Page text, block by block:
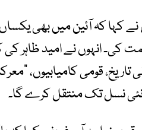
نے کہا کہ آئین میں بھی
کی۔ انہوں نے امید ظاہر
تاریخ، قومی کامیابیوں،
نسل تک منتقل کرے گا۔